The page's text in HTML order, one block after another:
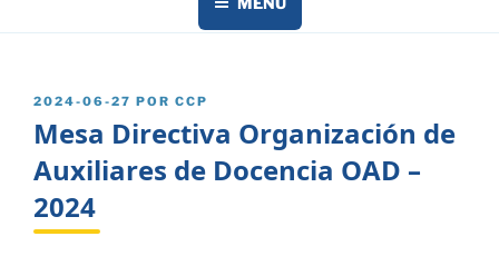
PUBLICADO
2024-06-27 POR CCP
Mesa Directiva Organización de
Auxiliares de Docencia OAD –
2024